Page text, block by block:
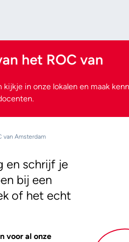
het ROC van
kijkje in onze lokalen en maak
van Amsterdam
en schrijf je
bij een
of het echt
voor al onze